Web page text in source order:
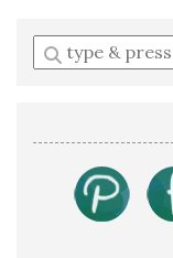
Enter
a